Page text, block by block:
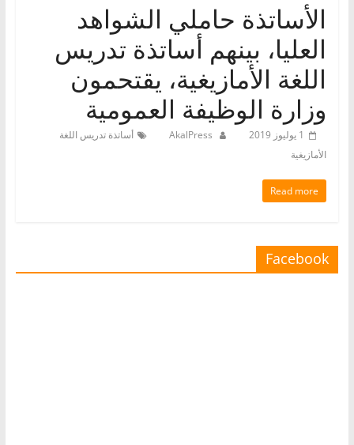
الأساتذة حاملي الشواهد
العليا، بينهم أساتذة تدريس
اللغة الأمازيغية، يقتحمون
وزارة الوظيفة العمومية
1 يوليوز 2019 AkalPress
أساتذة تدريس اللغة
الأمازيغية
Read more
Facebook